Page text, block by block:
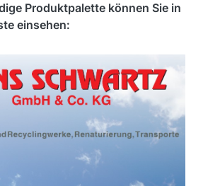
Produktpalette können Sie in
einsehen: